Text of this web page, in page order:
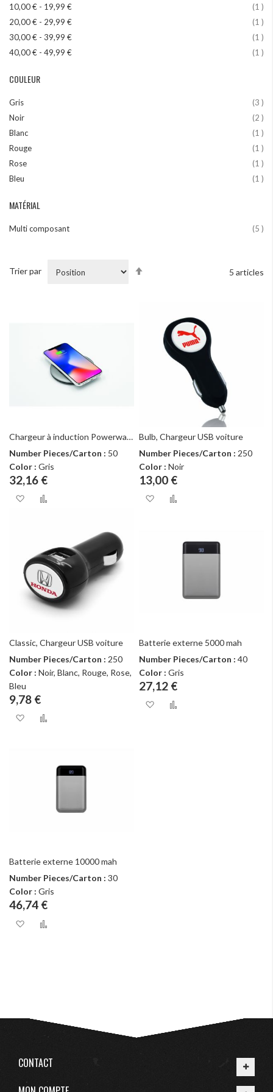
10,00 € - 19,99 € 1
20,00 € - 29,99 € 1
30,00 € - 39,99 € 1
40,00 € - 49,99 € 1
COULEUR
Gris 3
Noir
2
Blanc
1
Rouge
1
Rose
1
Bleu
1
MATÉRIAL
Multi composant 5
5 articles
Trier par
décroissant
Chargeur à induction Powerwave
Number Pieces/Carton : 50
Color : Gris
32,16 €
Ajouter à ma liste d’envie
Ajouter au comparateur
Bulb, Chargeur USB voiture
Number Pieces/Carton : 250
Color :Noir
13,00 €
Ajouter à ma liste
Classic, Chargeur USB voiture
Number Pieces/Carton : 250
Color : Noir, Blanc, Rouge, Rose,
Bleu
9,78 €
Ajouter à ma liste d’envie
Batterie externe 5000 mah
Number Pieces/Carton :40
Color :Gris
27,12 €
Ajouter à ma liste
Batterie externe 10000 mah
Number Pieces/Carton : 30
Color : Gris
46,74 €
Ajouter à ma liste d’envie
CONTACT